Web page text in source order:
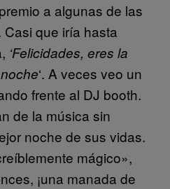
a algunas de las
que iría hasta
‘Felicidades, eres la
‘. A veces veo un
frente al DJ booth.
de la música sin
noche de sus vidas.
mágico»,
¡una manada de